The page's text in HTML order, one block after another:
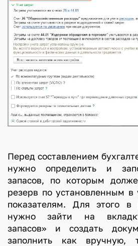
Перед составлением
нужно определить и
запасов, по которым
резерв по установленным в
показателям. Для этого в
нужно зайти на
запасов» и создать
заполнить как вручную,